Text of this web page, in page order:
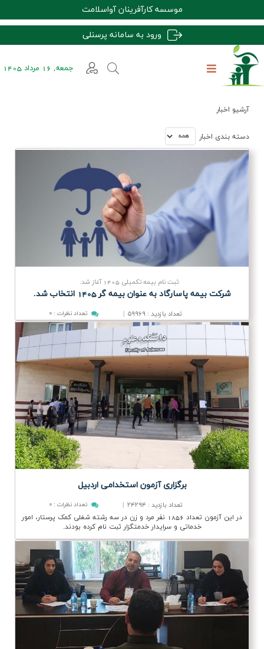
موسسه کارآفرینان آواسلامت
ورود به سامانه پرسنلی
جمعه, 16 مرداد 1405
آرشیو اخبار
دسته بندي اخبار
ثبت نام بیمه تكمیلی 1405 آغاز شد.
شركت بیمه پاسارگاد به عنوان بیمه گر 1405 انتخاب شد.
تعداد بازدید : ۵۹۹۶۹ | تعداد نظرات :۰
برگزاری آزمون استخدامی اردبیل
تعداد بازدید :۲۴۲۹۴ | تعداد نظرات :۰
در این آزمون تعداد 1856 نفر مرد و زن در سه رشته شغلی کمک پرستار، امور
خدماتی و سرایدار خدمتگزار ثبت نام کرده بودند.